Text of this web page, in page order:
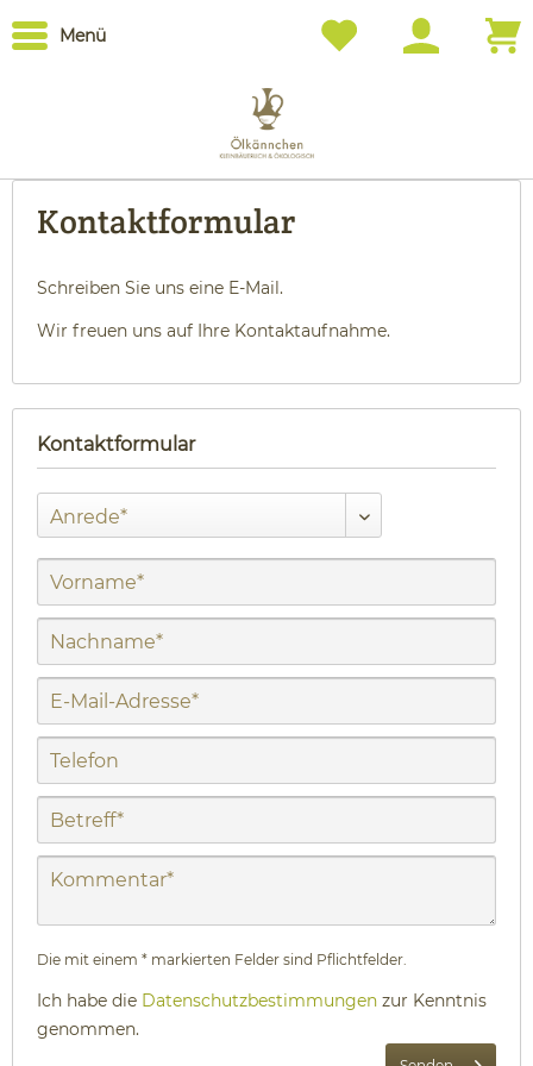
Menü
Kontaktformular
Schreiben Sie uns eine E-Mail.
Wir freuen uns auf Ihre Kontaktaufnahme.
Kontaktformular
Die mit einem * markierten Felder sind Pflichtfelder.
Ich habe die Datenschutzbestimmungen zur Kenntnis
genommen.